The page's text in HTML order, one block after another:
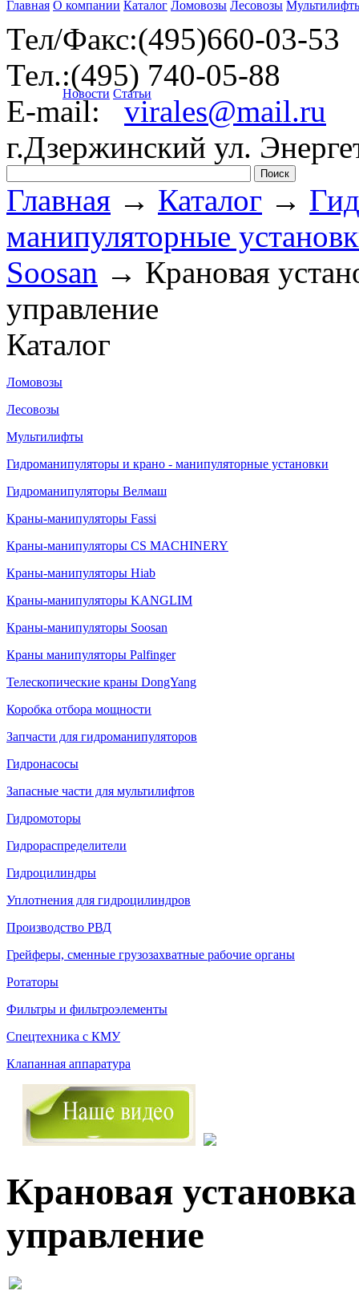
Новости Статьи
Главная О компании Каталог Ломовозы Лесовозы
Тел/Факс:(495)660-03-53
Тел.:(495) 740-05-88
E-mail: virales@mail.ru
г.Дзержинский ул.
Главная → Каталог →
манипуляторные
Soosan → Крановая
управление
Каталог
Ломовозы
Лесовозы
Мультилифты
Гидроманипуляторы и крано - манипуляторные установки
Гидроманипуляторы Велмаш
Краны-манипуляторы Fassi
Краны-манипуляторы CS MACHINERY
Краны-манипуляторы Hiab
Краны-манипуляторы KANGLIM
Краны-манипуляторы Soosan
Краны манипуляторы Palfinger
Телескопические краны DongYang
Коробка отбора мощности
Запчасти для гидроманипуляторов
Гидронасосы
Запасные части для мультилифтов
Гидромоторы
Гидрораспределители
Гидроцилиндры
Уплотнения для гидроцилиндров
Производство РВД
Грейферы, сменные грузозахватные рабочие органы
Ротаторы
Фильтры и фильтроэлементы
Cпецтехника с КМУ
Клапанная аппаратура
Крановая
управление